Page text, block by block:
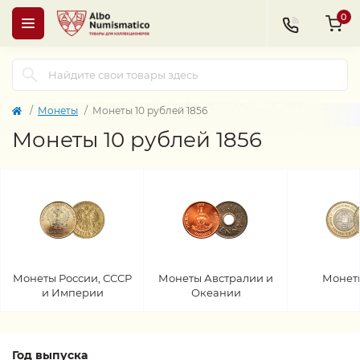
0
Монеты Монеты 10 рублей 1856
Монеты 10 рублей 1856
Монеты России, СССР
и Империи
Монеты Австралии и
Океании
Год выпуска